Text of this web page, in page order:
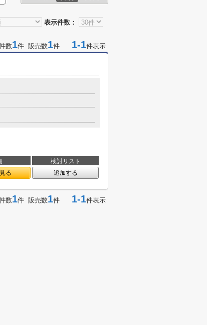
表示件数：
数1件 販売数1件 1-1件表示
検討リスト
る 追加する
数1件 販売数1件 1-1件表示